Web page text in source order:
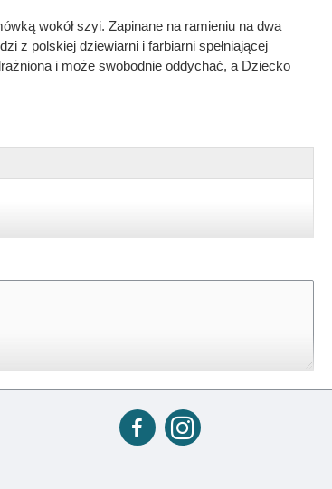
wokół szyi. Zapinane na ramieniu na dwa
z polskiej dziewiarni i farbiarni spełniającej
i może swobodnie oddychać, a Dziecko